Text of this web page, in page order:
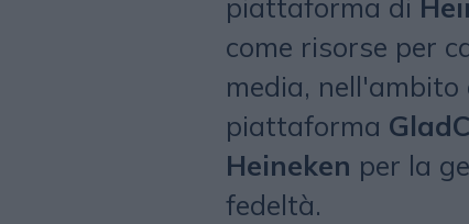
come risorse per
media,
piattaforma
Heineken per la
fedeltà.